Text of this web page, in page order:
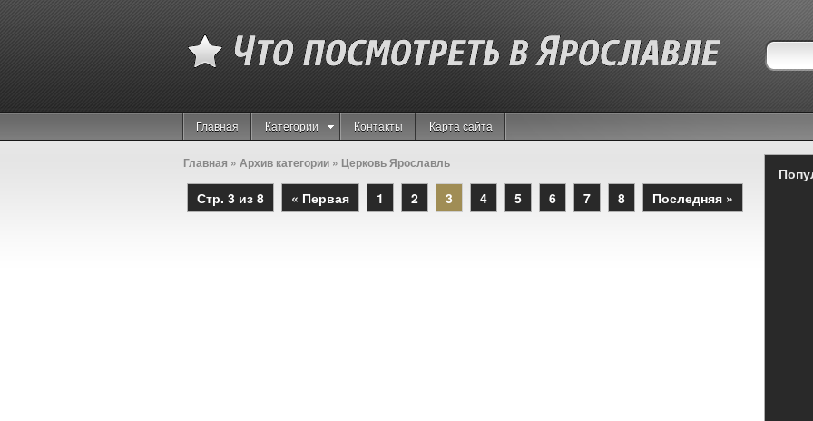
Главная Категории Контакты Карта сайта
Главная » Архив категории » Церковь Ярославль
Стр. 3 из 8 « Первая 1 2 3 4 5 6 7 8 Последняя »